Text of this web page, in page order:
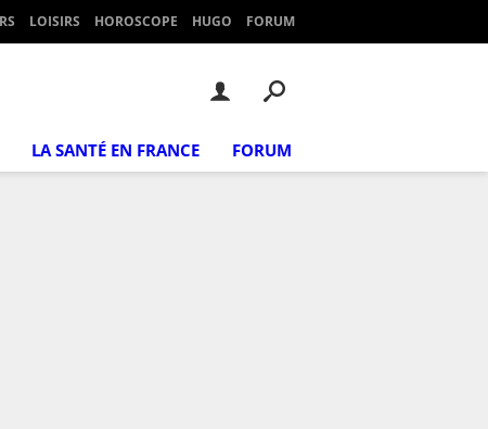
LOISIRS HOROSCOPE HUGO FORUM
LA SANTÉ EN FRANCE FORUM